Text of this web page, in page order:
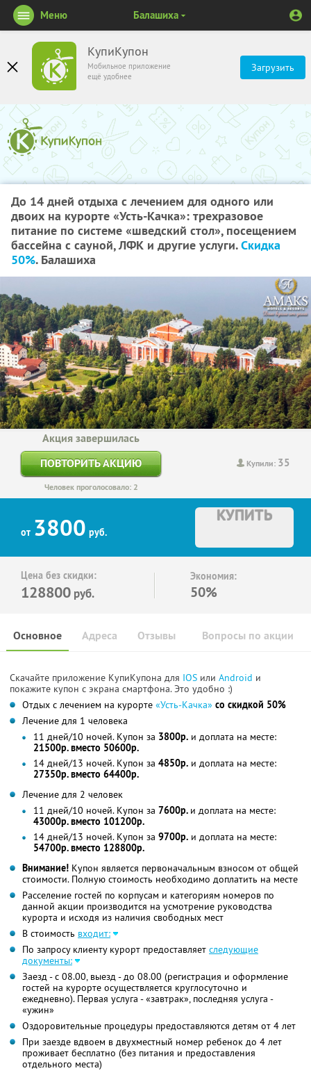
КупиКупон
Мобильное приложение
ещё удобнее
Загрузить
Меню Балашиха
До 14 дней отдыха с лечением для одного или
двоих на курорте «Усть-Качка»: трехразовое
питание по системе «шведский стол», посещением
бассейна с сауной, ЛФК и другие услуги.Скидка
50%. Балашиха
Купили: 35
Акция завершилась
ПОВТОРИТЬ АКЦИЮ
Человек проголосовало: 2
от 3800 руб.
КУПИТЬ
Цена без скидки:
128800 руб.
Экономия:
50%
Основное Отзывы Вопросы по акции
Адреса
Скачайте приложение КупиКупона для IOS или Android и
покажите купон с экрана смартфона. Это удобно :)
Отдых с лечением на курорте «Усть-Качка» со скидкой 50%
Лечение для 1 человека
11 дней/10 ночей. Купон за 3800р. и доплата на месте:
21500р. вместо 50600р.
14 дней/13 ночей. Купон за 4850р. и доплата на месте:
27350р. вместо 64400р.
Лечение для 2 человек
11 дней/10 ночей. Купон за 7600р. и доплата на месте:
43000р. вместо 101200р.
14 дней/13 ночей. Купон за 9700р. и доплата на месте:
54700р. вместо 128800р.
Внимание! Купон является первоначальным взносом от общей
стоимости. Полную стоимость необходимо доплатить на месте
Расселение гостей по корпусам и категориям номеров по
данной акции производится на усмотрение руководства
курорта и исходя из наличия свободных мест
В стоимость входит:
По запросу клиенту курорт предоставляет следующие
документы:
Заезд - с 08.00, выезд - до 08.00 (регистрация и оформление
гостей на курорте осуществляется круглосуточно и
ежедневно). Первая услуга - «завтрак», последняя услуга -
«ужин»
Оздоровительные процедуры предоставляются детям от 4 лет
При заезде вдвоем в двухместный номер ребенок до 4 лет
проживает бесплатно (без питания и предоставления
отдельного места)